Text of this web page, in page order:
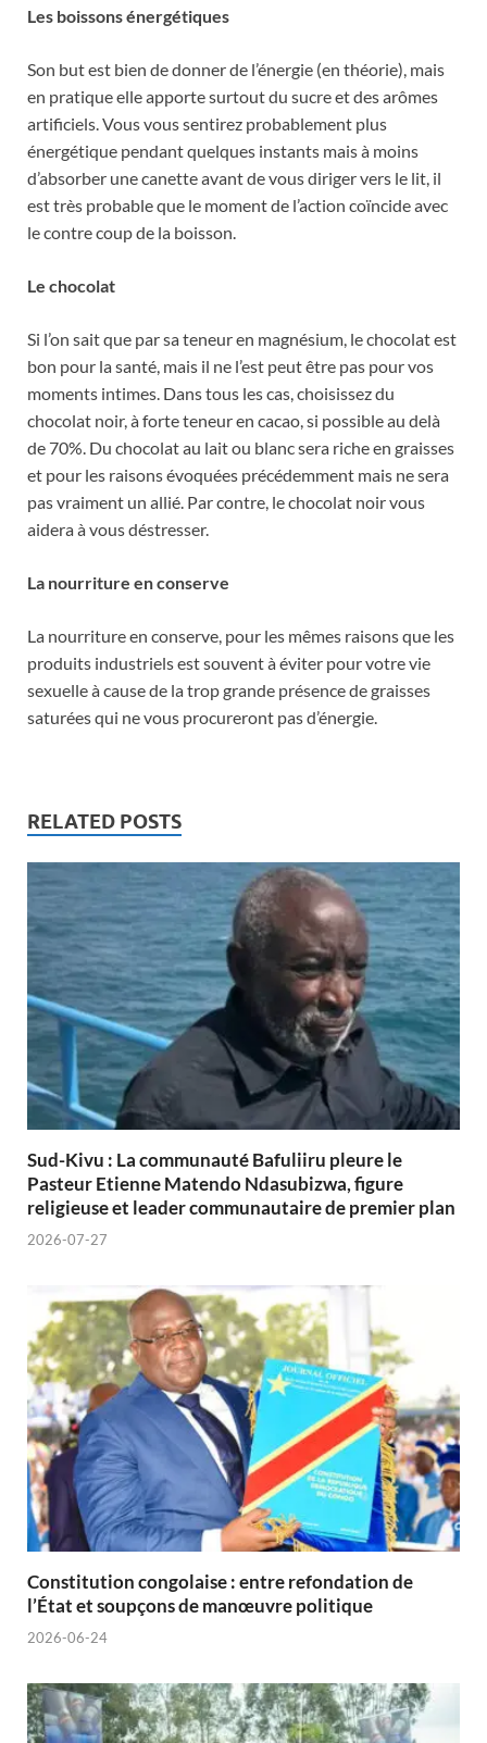
Les boissons énergétiques
Son but est bien de donner de l’énergie (en théorie), mais
en pratique elle apporte surtout du sucre et des arômes
artificiels. Vous vous sentirez probablement plus
énergétique pendant quelques instants mais à moins
d’absorber une canette avant de vous diriger vers le lit, il
est très probable que le moment de l’action coïncide avec
le contre coup de la boisson.
Le chocolat
Si l’on sait que par sa teneur en magnésium, le chocolat est
bon pour la santé, mais il ne l’est peut être pas pour vos
moments intimes. Dans tous les cas, choisissez du
chocolat noir, à forte teneur en cacao, si possible au delà
de 70%. Du chocolat au lait ou blanc sera riche en graisses
et pour les raisons évoquées précédemment mais ne sera
pas vraiment un allié. Par contre, le chocolat noir vous
aidera à vous déstresser.
La nourriture en conserve
La nourriture en conserve, pour les mêmes raisons que les
produits industriels est souvent à éviter pour votre vie
sexuelle à cause de la trop grande présence de graisses
saturées qui ne vous procureront pas d’énergie.
RELATED POSTS
Sud-Kivu : La communauté Bafuliiru pleure le
Pasteur Etienne Matendo Ndasubizwa, figure
religieuse et leader communautaire de premier plan
2026-07-27
Constitution congolaise : entre refondation de
l’État et soupçons de manœuvre politique
2026-06-24